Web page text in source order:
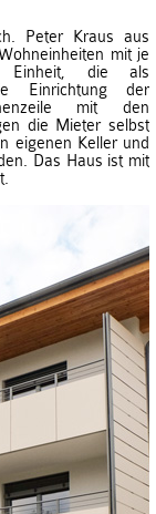
Peter Kraus aus
mit je
die als
Einrichtung der
mit den
die Mieter selbst
eigenen Keller und
Das Haus ist mit